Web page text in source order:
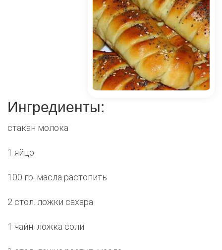
Ингредиенты:
стакан молока
1 яйцо
100 гр. масла растопить
2 стол. ложки сахара
1 чайн. ложка соли